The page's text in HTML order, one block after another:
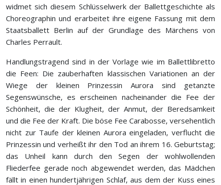
widmet sich diesem Schlüsselwerk der Ballettgeschichte als
Choreographin und erarbeitet ihre eigene Fassung mit dem
Staatsballett Berlin auf der Grundlage des Märchens von
Charles Perrault.
Handlungstragend sind in der Vorlage wie im Ballettlibretto
die Feen: Die zauberhaften klassischen Variationen an der
Wiege der kleinen Prinzessin Aurora sind getanzte
Segenswünsche, es erscheinen nacheinander die Fee der
Schönheit, die der Klugheit, der Anmut, der Beredsamkeit
und die Fee der Kraft. Die böse Fee Carabosse, versehentlich
nicht zur Taufe der kleinen Aurora eingeladen, verflucht die
Prinzessin und verheißt ihr den Tod an ihrem 16. Geburtstag;
das Unheil kann durch den Segen der wohlwollenden
Fliederfee gerade noch abgewendet werden, das Mädchen
fällt in einen hundertjährigen Schlaf, aus dem der Kuss eines